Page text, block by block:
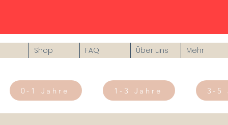
Shop FAQ Über uns Mehr
0-1 Jahre 1-3 Jahre 3-5